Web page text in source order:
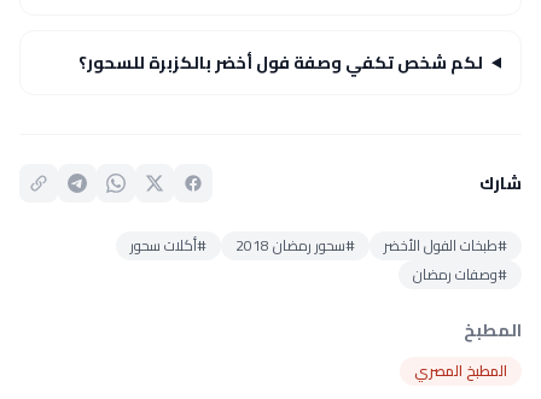
لكم شخص تكفي وصفة فول أخضر بالكزبرة للسحور؟
شارك
#طبخات الفول الأخضر #سحور رمضان 2018
#أكلات سحور
#وصفات رمضان
المطبخ
المطبخ المصري